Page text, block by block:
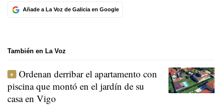
Añade a La Voz de Galicia en Google
También en La Voz
Ordenan derribar el apartamento con
piscina que montó en el jardín de su
casa en Vigo